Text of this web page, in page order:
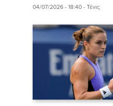
04/07/2026 - 18:40 - Τένις